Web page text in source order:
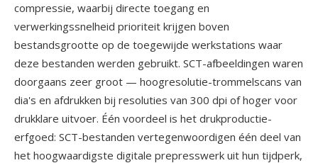
compressie, waarbij directe toegang en
verwerkingssnelheid prioriteit krijgen boven
bestandsgrootte op de toegewijde werkstations waar
deze bestanden werden gebruikt. SCT-afbeeldingen waren
doorgaans zeer groot — hoogresolutie-trommelscans van
dia's en afdrukken bij resoluties van 300 dpi of hoger voor
drukklare uitvoer. Één voordeel is het drukproductie-
erfgoed: SCT-bestanden vertegenwoordigen één deel van
het hoogwaardigste digitale prepresswerk uit hun tijdperk,